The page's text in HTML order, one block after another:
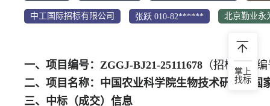
中工国际招标有限公司 张跃 010-82****** 北京勤业永
一、项目编号：ZGGJ-BJ21-25111678 （招标文件
二、项目名称：中国农业科学院生物技术研究所
三、中标（成交）信息
掌上
找标